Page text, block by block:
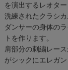
を演出するレオター
洗練されたクラシ
ダンサーの身体の
トを作ります。
肩部分の刺繍レー
がシックにエレガ